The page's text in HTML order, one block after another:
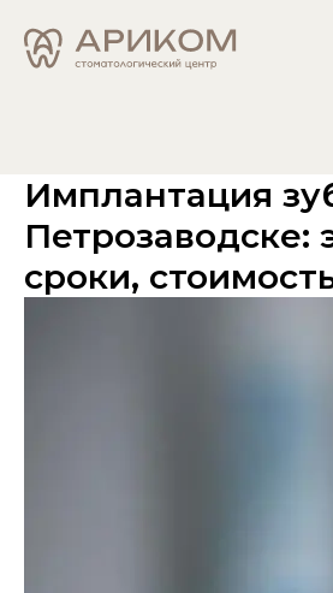
Имплантация
Петрозаводске:
сроки,